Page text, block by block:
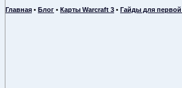
Главная • Блог • Карты Warcraft 3 • Гайды для